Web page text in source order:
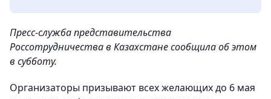
Пресс-служба представительства
Россотрудничества в Казахстане сообщила об этом
в субботу.
Организаторы призывают всех желающих до 6 мая